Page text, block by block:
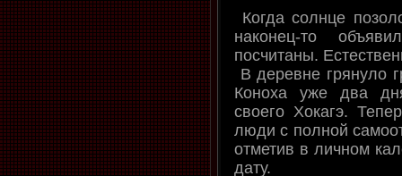
Когда солнце
наконец-то
посчитаны.
В деревне грянуло
Коноха уже два
своего Хокагэ.
люди с полной
отметив в личном
дату.